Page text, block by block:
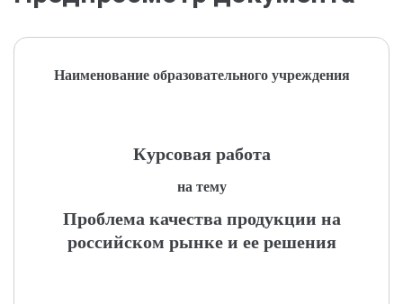
Наименование образовательного учреждения
Курсовая работа
на тему
Проблема качества продукции на
российском рынке и ее решения